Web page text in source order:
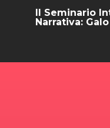
II Seminario
Narrativa: